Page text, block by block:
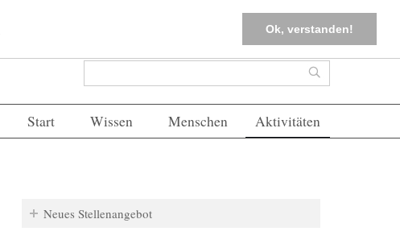
Ok, verstanden!
FAQs Einloggen
Suchformular Suche
Start Wissen Menschen Aktivitäten
Neues Stellenangebot